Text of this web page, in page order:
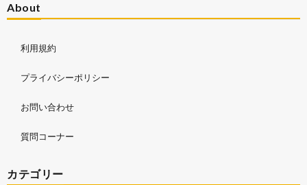
About
利用規約
プライバシーポリシー
お問い合わせ
質問コーナー
カテゴリー